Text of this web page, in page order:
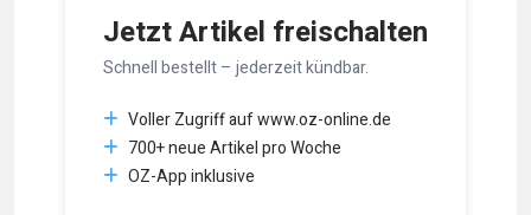
Jetzt Artikel freischalten
Schnell bestellt – jederzeit kündbar.
Voller Zugriff auf www.oz-online.de
700+ neue Artikel pro Woche
OZ-App inklusive